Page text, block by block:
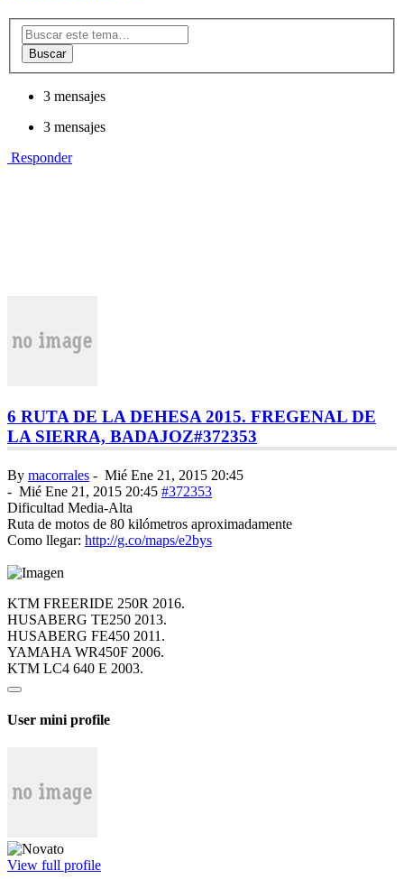
Buscar
3 mensajes
3 mensajes
Responder
6 RUTA DE LA DEHESA 2015. FREGENAL DE
LA SIERRA, BADAJOZ#372353
By macorrales - Mié Ene 21, 2015 20:45
- Mié Ene 21, 2015 20:45 #372353
Dificultad Media-Alta
Ruta de motos de 80 kilómetros aproximadamente
Como llegar: http://g.co/maps/e2bys
KTM FREERIDE 250R 2016.
HUSABERG TE250 2013.
HUSABERG FE450 2011.
YAMAHA WR450F 2006.
KTM LC4 640 E 2003.
User mini profile
View full profile